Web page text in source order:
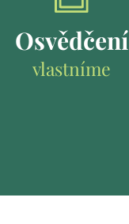
Osvědčení
vlastníme